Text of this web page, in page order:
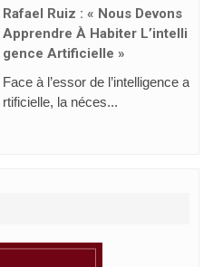
Rafael Ruiz : « Nous Devons
Apprendre À Habiter L’intelli
Gence Artificielle »
Face à l’essor de l’intelligence a
rtificielle, la néces...